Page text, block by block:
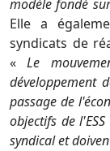
modèle fondé
Elle a
syndicats de
«Le
développement
passage de
objectifs de
syndical et